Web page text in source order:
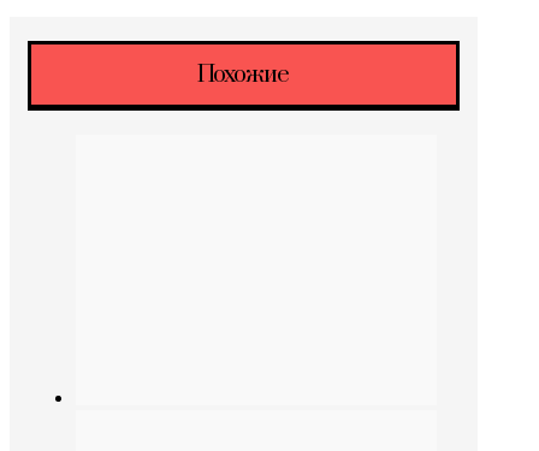
Похожие